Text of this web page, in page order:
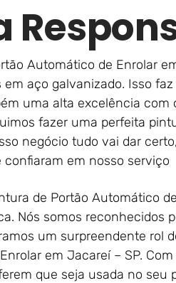
Automático de Enrolar
aço galvanizado. Isso
uma alta excelência com
fazer uma perfeita
negócio tudo vai dar
em nosso serviço
de Portão Automático
Nós somos reconhecidos
um surpreendente rol
em Jacareí – SP.
que seja usada no seu